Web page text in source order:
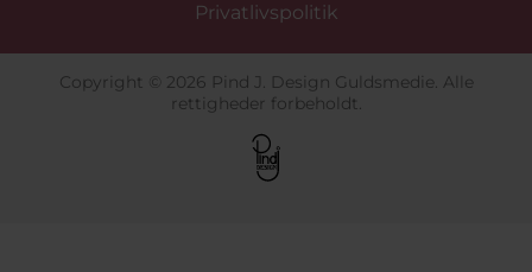
Privatlivspolitik
Copyright © 2026 Pind J. Design Guldsmedie. Alle
rettigheder forbeholdt.